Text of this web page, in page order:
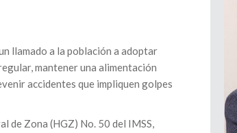
llamado a la población a adoptar
mantener una alimentación
accidentes que impliquen golpes
de Zona (HGZ) No. 50 del IMSS,